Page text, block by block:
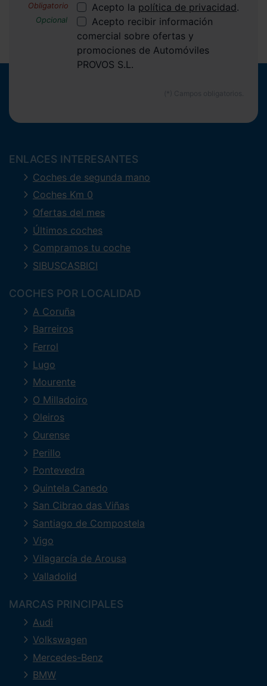
Acepto la política de privacidad.
Acepto recibir información
comercial sobre ofertas y
promociones de Automóviles
PROVOS S.L.
ENLACES INTERESANTES
Coches de segunda mano
Coches Km 0
Ofertas del mes
Últimos coches
Compramos tu coche
SIBUSCASBICI
COCHES POR LOCALIDAD
A Coruña
Barreiros
Ferrol
Lugo
Mourente
O Milladoiro
Oleiros
Ourense
Perillo
Pontevedra
Quintela Canedo
San Cibrao das Viñas
Santiago de Compostela
Vigo
Vilagarcía de Arousa
Valladolid
MARCAS PRINCIPALES
Audi
Volkswagen
Mercedes-Benz
BMW